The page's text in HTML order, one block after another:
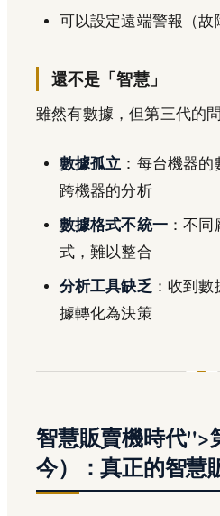
可以設定遠端警報（故
還不是「智慧」
雖然有數據，但第三代的
數據孤立 ：每台機器
跨機器的分析
數據格式不統一 ：不
式，難以整合
分析工具缺乏 ：收到
據轉化為決策
智慧販賣機時代">
今）：真正的智慧